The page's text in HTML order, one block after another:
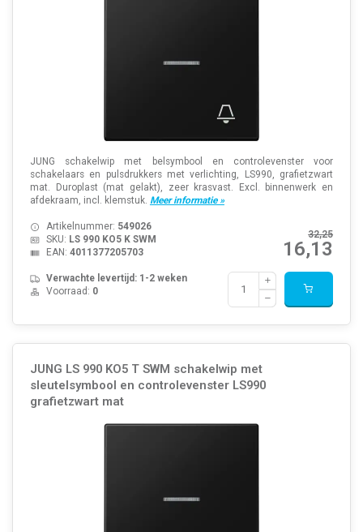
JUNG schakelwip met belsymbool en controlevenster voor
schakelaars en pulsdrukkers met verlichting, LS990, grafietzwart
mat. Duroplast (mat gelakt), zeer krasvast. Excl. binnenwerk en
afdekraam, incl. klemstuk. Meer informatie »
32,25
16,13
Artikelnummer: 549026
SKU: LS 990 KO5 K SWM
EAN: 4011377205703
Verwachte levertijd: 1-2 weken
Voorraad: 0
JUNG LS 990 KO5 T SWM schakelwip met
sleutelsymbool en controlevenster LS990
grafietzwart mat